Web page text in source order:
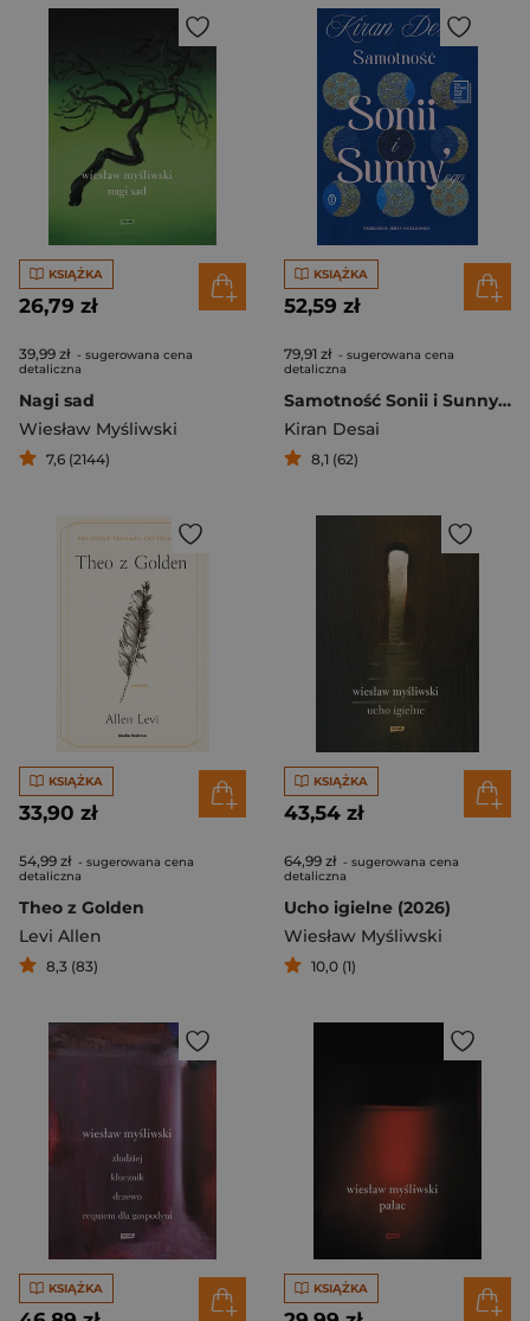
KSIĄŻKA
26,79 zł
39,99 zł - sugerowana cena
detaliczna
Nagi sad
Wiesław Myśliwski
7,6 (2144)
KSIĄŻKA
52,59 zł
79,91 zł - sugerowana cena
detaliczna
Samotność Sonii i Sunny'ego
Kiran Desai
8,1 (62)
KSIĄŻKA
33,90 zł
54,99 zł - sugerowana cena
detaliczna
Theo z Golden
Levi Allen
8,3 (83)
KSIĄŻKA
43,54 zł
64,99 zł - sugerowana cena
detaliczna
Ucho igielne (2026)
Wiesław Myśliwski
10,0 (1)
KSIĄŻKA KSIĄŻKA